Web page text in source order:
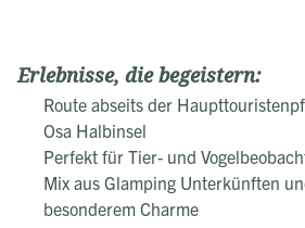
Erlebnisse, die begeistern:
Route abseits der
Osa Halbinsel
Perfekt für Tier- und
Mix aus Glamping Unterkünften
besonderem Charme